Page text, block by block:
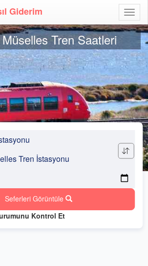
Aç
Giderim
Tren Saatleri
Seferleri Görüntüle
Kontrol Et